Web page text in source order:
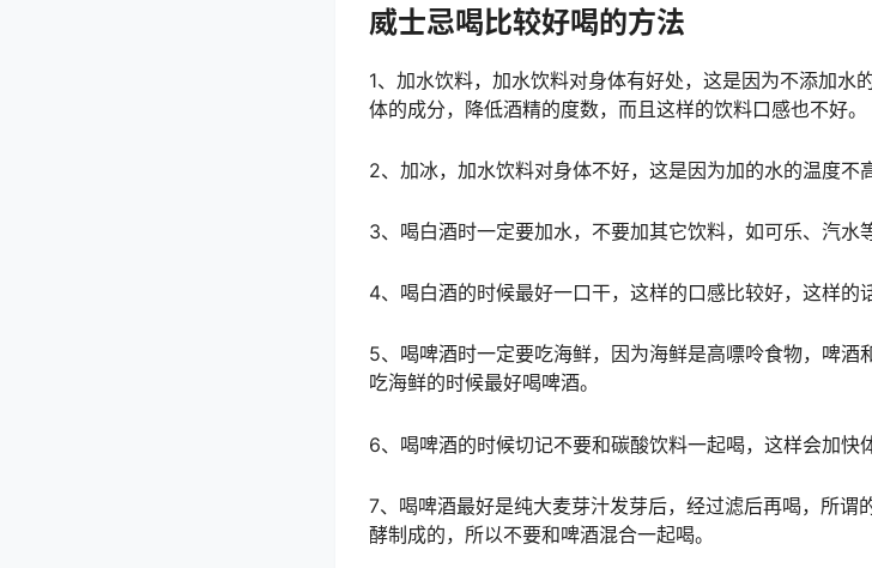
威士忌喝比较好喝的方法
1、加水饮料，加水饮料对身体有好处，这是因为不添加水
体的成分，降低酒精的度数，而且这样的饮料口感也不好。
2、加冰，加水饮料对身体不好，这是因为加的水的温度不
3、喝白酒时一定要加水，不要加其它饮料，如可乐、汽水
4、喝白酒的时候最好一口干，这样的口感比较好，这样的
5、喝啤酒时一定要吃海鲜，因为海鲜是高嘌呤食物，啤酒
吃海鲜的时候最好喝啤酒。
6、喝啤酒的时候切记不要和碳酸饮料一起喝，这样会加快
7、喝啤酒最好是纯大麦芽汁发芽后，经过滤后再喝，所谓
酵制成的，所以不要和啤酒混合一起喝。